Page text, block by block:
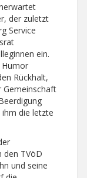
der zuletzt
Service
ein.
Humor
Rückhalt,
Gemeinschaft
die letzte
den TVöD
und seine